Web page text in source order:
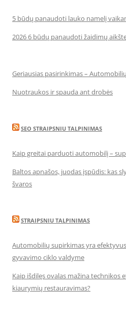
5 būdų panaudoti lauko namelį
2026 6 būdų panaudoti žaidimų
Geriausias pasirinkimas –
Nuotraukos ir spauda ant drobės
SEO STRAIPSNIU TALPINIMAS
Kaip greitai parduoti automobilį –
Baltos apnašos, juodas įspūdis: kas
švaros
STRAIPSNIU TALPINIMAS
Automobilių supirkimas yra
gyvavimo ciklo valdyme
Kaip išdilęs ovalas mažina technikos
kiaurymių restauravimas?